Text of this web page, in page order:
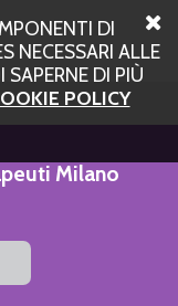
DI
NECESSARI ALLE
DI PIÙ
POLICY
Milano